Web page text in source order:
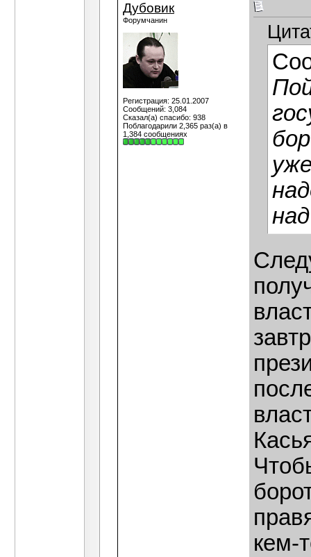
Дубовик
Форумчанин
Регистрация: 25.01.2007
Сообщений: 3,084
Сказал(а) спасибо: 938
Поблагодарили 2,365 раз(а) в
1,384 сообщениях
кем-